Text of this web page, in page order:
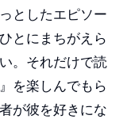
としたエピソー
とにまちがえら
。それだけで読
を楽しんでもら
が彼を好きにな